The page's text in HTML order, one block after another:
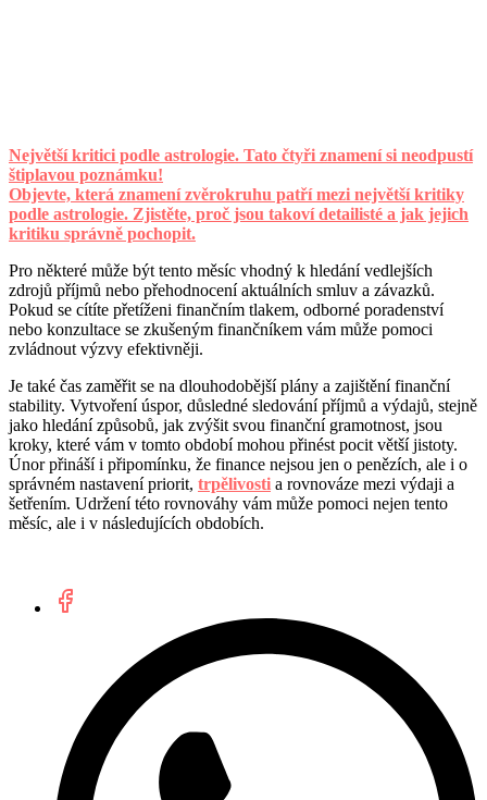
Největší kritici podle astrologie. Tato čtyři znamení si neodpustí
štiplavou poznámku!
Objevte, která znamení zvěrokruhu patří mezi největší kritiky
podle astrologie. Zjistěte, proč jsou takoví detailisté a jak jejich
kritiku správně pochopit.
Pro některé může být tento měsíc vhodný k hledání vedlejších
zdrojů příjmů nebo přehodnocení aktuálních smluv a závazků.
Pokud se cítíte přetíženi finančním tlakem, odborné poradenství
nebo konzultace se zkušeným finančníkem vám může pomoci
zvládnout výzvy efektivněji.
Je také čas zaměřit se na dlouhodobější plány a zajištění finanční
stability. Vytvoření úspor, důsledné sledování příjmů a výdajů, stejně
jako hledání způsobů, jak zvýšit svou finanční gramotnost, jsou
kroky, které vám v tomto období mohou přinést pocit větší jistoty.
Únor přináší i připomínku, že finance nejsou jen o penězích, ale i o
správném nastavení priorit, trpělivosti a rovnováze mezi výdaji a
šetřením. Udržení této rovnováhy vám může pomoci nejen tento
měsíc, ale i v následujících obdobích.